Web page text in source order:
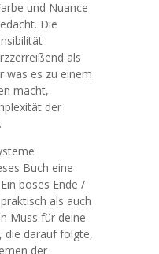
und Nuance
Die
als
was es zu einem
macht,
der
Buch eine
böses Ende /
als auch
Muss für deine
die darauf folgte,
der